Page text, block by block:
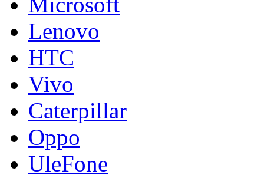
Lenovo
HTC
Vivo
Caterpillar
Oppo
UleFone